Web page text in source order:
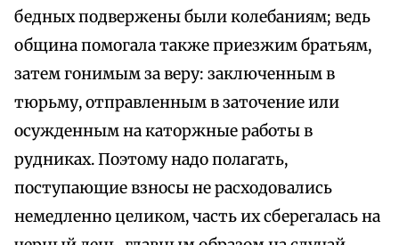
бедных подвержены были колебаниям; ведь
община помогала также приезжим братьям,
затем гонимым за веру: заключенным в
тюрьму, отправленным в заточение или
осужденным на каторжные работы в
рудниках. Поэтому надо полагать,
поступающие взносы не расходовались
немедленно целиком, часть их сберегалась на